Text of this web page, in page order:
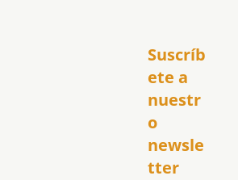
Suscríb
ete a
nuestr
o
newsle
tter